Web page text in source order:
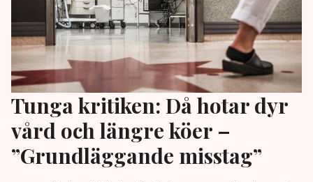
Tunga kritiken: Då hotar dyr
vård och längre köer –
”Grundläggande misstag”